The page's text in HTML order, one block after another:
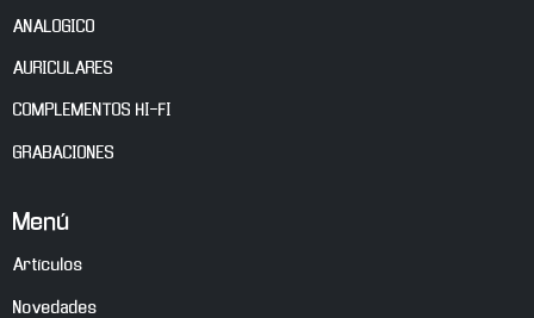
ANALOGICO
AURICULARES
COMPLEMENTOS HI-FI
GRABACIONES
Menú
Artículos
Novedades